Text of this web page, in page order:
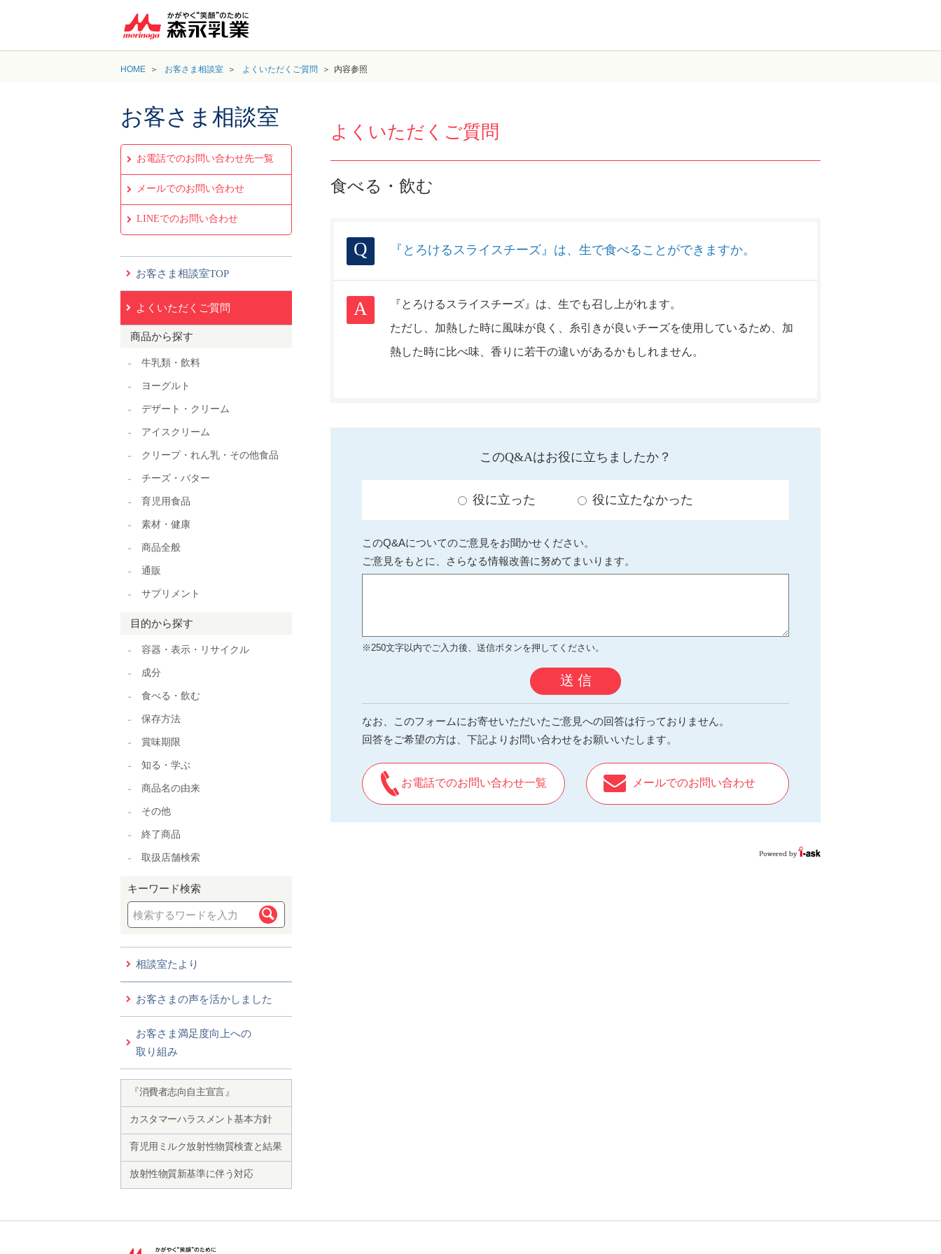
HOME お客さま相談室 よくいただくご質問 内容参照
お客さま相談室
お電話でのお問い合わせ先一覧
メールでのお問い合わせ
LINEでのお問い合わせ
お客さま相談室TOP
よくいただくご質問
商品から探す
牛乳類・飲料
ヨーグルト
デザート・クリーム
アイスクリーム
クリープ・れん乳・その他食品
チーズ・バター
育児用食品
素材・健康
商品全般
通販
サプリメント
目的から探す
容器・表示・リサイクル
成分
食べる・飲む
保存方法
賞味期限
知る・学ぶ
商品名の由来
その他
終了商品
取扱店舗検索
キーワード検索
相談室たより
お客さまの声を活かしました
お客さま満足度向上への
取り組み
『消費者志向自主宣言』
カスタマーハラスメント基本方針
育児用ミルク放射性物質検査と結果
放射性物質新基準に伴う対応
よくいただくご質問
食べる・飲む
『とろけるスライスチーズ』は、生で食べることができますか。
『とろけるスライスチーズ』は、生でも召し上がれます。
ただし、加熱した時に風味が良く、糸引きが良いチーズを使用しているため、加
熱した時に比べ味、香りに若干の違いがあるかもしれません。
このQ&Aはお役に立ちましたか？
役に立った 役に立たなかった
このQ&Aについてのご意見をお聞かせください。
ご意見をもとに、さらなる情報改善に努めてまいります。
※250文字以内でご入力後、送信ボタンを押してください。
送 信
なお、このフォームにお寄せいただいたご意見への回答は行っておりません。
回答をご希望の方は、下記よりお問い合わせをお願いいたします。
お電話でのお問い合わせ一覧 メールでのお問い合わせ